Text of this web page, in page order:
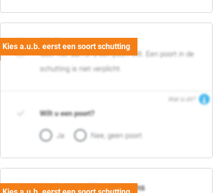
05. Poort
Geef hier aan of u een poort wilt. Een poort in de
schutting is niet verplicht.
Wat is dit?
Wilt u een poort?
Ja Nee, geen poort
06. Persoonlijke gegevens